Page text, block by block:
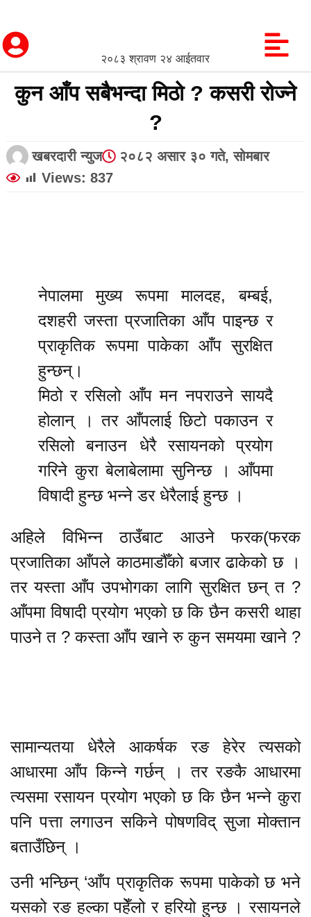
२०८३ श्रावण २४ आईतवार
कुन आँप सबैभन्दा मिठो ? कसरी रोज्ने
?
खबरदारी न्युज
२०८२ असार ३० गते, सोमबार
Views: 837
नेपालमा मुख्य रूपमा मालदह, बम्बई,
दशहरी जस्ता प्रजातिका आँप पाइन्छ र
प्राकृतिक रूपमा पाकेका आँप सुरक्षित
हुन्छन्।
मिठो र रसिलो आँप मन नपराउने सायदै
होलान् । तर आँपलाई छिटो पकाउन र
रसिलो बनाउन धेरै रसायनको प्रयोग
गरिने कुरा बेलाबेलामा सुनिन्छ । आँपमा
विषादी हुन्छ भन्ने डर धेरैलाई हुन्छ ।
अहिले विभिन्न ठाउँबाट आउने फरक(फरक
प्रजातिका आँपले काठमाडौँको बजार ढाकेको छ ।
तर यस्ता आँप उपभोगका लागि सुरक्षित छन् त ?
आँपमा विषादी प्रयोग भएको छ कि छैन कसरी थाहा
पाउने त ? कस्ता आँप खाने रु कुन समयमा खाने ?
सामान्यतया धेरैले आकर्षक रङ हेरेर त्यसको
आधारमा आँप किन्ने गर्छन् । तर रङकै आधारमा
त्यसमा रसायन प्रयोग भएको छ कि छैन भन्ने कुरा
पनि पत्ता लगाउन सकिने पोषणविद् सुजा मोक्तान
बताउँछिन् ।
उनी भन्छिन् ‘आँप प्राकृतिक रूपमा पाकेको छ भने
यसको रङ हल्का पहेँलो र हरियो हुन्छ । रसायनले